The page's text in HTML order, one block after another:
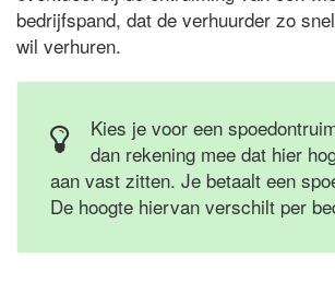
bedrijfspand, dat de verhuurder zo
wil verhuren.
Kies je voor een
dan rekening mee dat hier
aan vast zitten. Je betaalt een
De hoogte hiervan verschilt per